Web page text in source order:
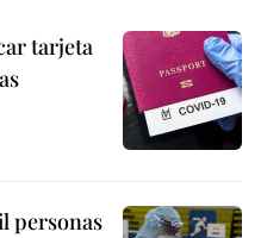
tarjeta
personas